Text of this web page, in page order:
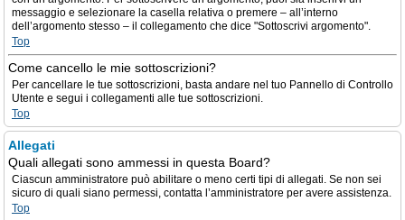
messaggio e selezionare la casella relativa o premere – all’interno
dell’argomento stesso – il collegamento che dice "Sottoscrivi argomento".
Top
Come cancello le mie sottoscrizioni?
Per cancellare le tue sottoscrizioni, basta andare nel tuo Pannello di Controllo
Utente e segui i collegamenti alle tue sottoscrizioni.
Top
Allegati
Quali allegati sono ammessi in questa Board?
Ciascun amministratore può abilitare o meno certi tipi di allegati. Se non sei
sicuro di quali siano permessi, contatta l’amministratore per avere assistenza.
Top